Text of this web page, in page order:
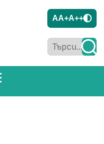
AA+A++